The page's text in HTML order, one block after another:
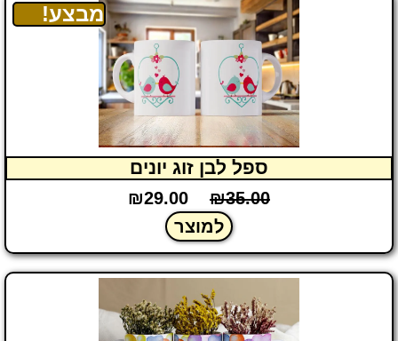
מבצע!
ספל לבן זוג יונים
₪35.00
₪29.00
למוצר